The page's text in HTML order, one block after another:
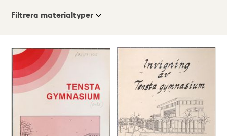
Visningsläge
Karta
Filtrera materialtyper
träffar